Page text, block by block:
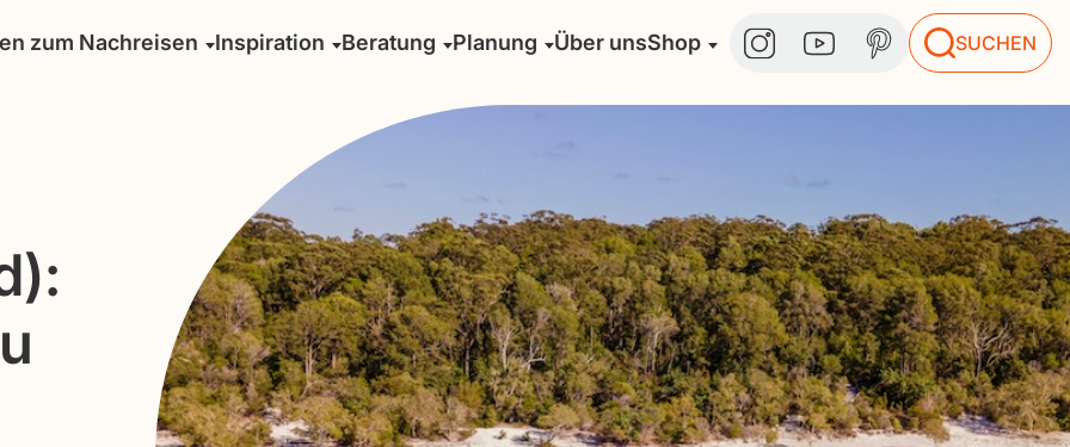
zum Nachreisen Inspiration Beratung Planung Über unsShop SUCHEN